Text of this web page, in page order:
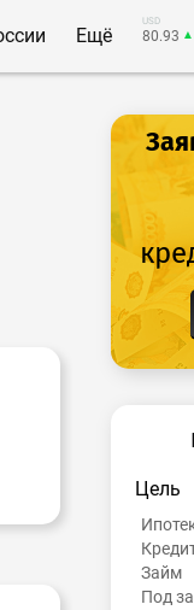
Ещё
USD
80.93 ▲
Цель
Займ
Под